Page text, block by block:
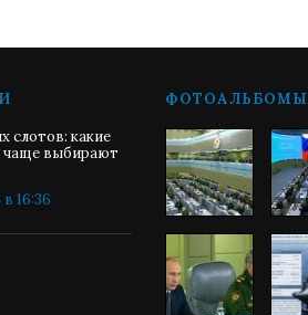
слотов: какие
выбирают
16:36
ФОТОАЛЬБОМЫ